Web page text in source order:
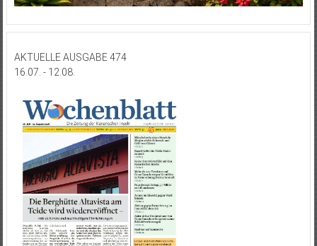
AKTUELLE AUSGABE 474
16.07. - 12.08.